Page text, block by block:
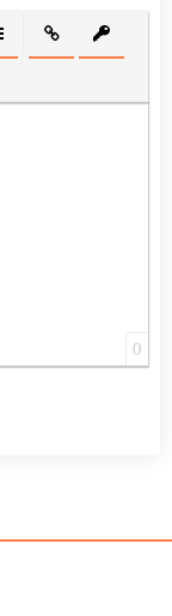
СПИСОК
ВСТАВИТЬ
0